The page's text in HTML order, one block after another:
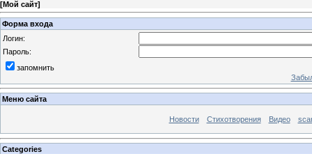
[Мой сайт]
Форма входа
Логин:
Пароль:
запомнить
Меню сайта
Новости Стихотворения Видео
Categories